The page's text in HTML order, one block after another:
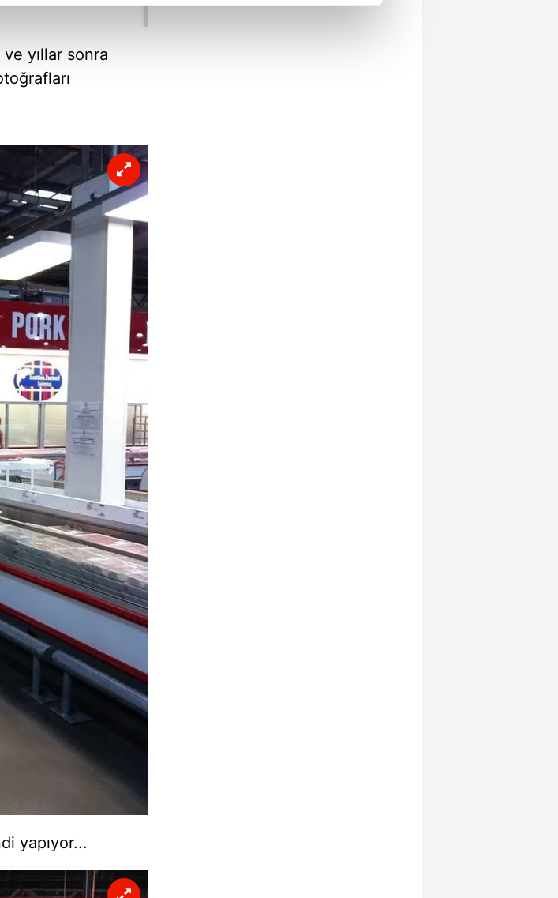
kendimize ve üçüncü kişilere ait çerezler kullanılmaktadır. Bu
gerekli olan çerezler bilgi toplumu hizmetlerinin sunulması
kılınması ve kişiselleştirilmesi ve sizlere yönelik
olarak açık rızanız dahilinde kullanılacaktır.
edebilirsiniz.
Aydınlatma Metnimizi okumak ve sitemizde ilgili
için lütfentıklayınız .
yıllar sonra
yapıyor...